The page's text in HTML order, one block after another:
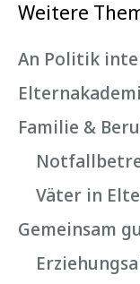
Weitere
An Politik
Familie &
Väter in
Gemeinsam